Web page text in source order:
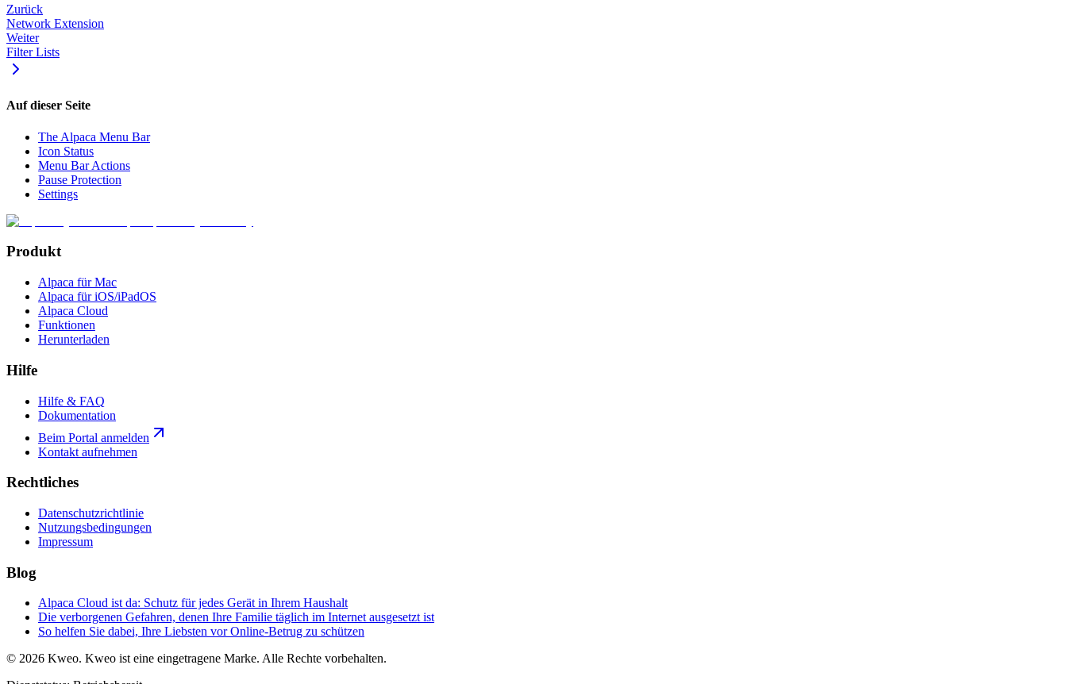
Zurück
Network Extension
Weiter
Filter Lists
Auf dieser Seite
The Alpaca Menu Bar
Icon Status
Menu Bar Actions
Pause Protection
Settings
Produkt
Alpaca für Mac
Alpaca für iOS/iPadOS
Alpaca Cloud
Funktionen
Herunterladen
Hilfe
Hilfe & FAQ
Dokumentation
Beim Portal anmelden
Kontakt aufnehmen
Rechtliches
Datenschutzrichtlinie
Nutzungsbedingungen
Impressum
Blog
Alpaca Cloud ist da: Schutz für jedes Gerät in Ihrem Haushalt
Die verborgenen Gefahren, denen Ihre Familie täglich im Internet ausgesetzt ist
So helfen Sie dabei, Ihre Liebsten vor Online-Betrug zu schützen
© 2026 Kweo. Kweo ist eine eingetragene Marke. Alle Rechte vorbehalten.